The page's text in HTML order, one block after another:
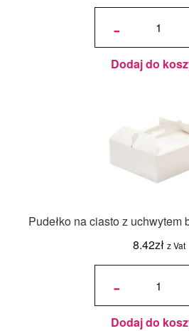
-
ilość
Regulowany
pieczenia tortów i
16-32 cm -
Ranty - wysokość
Dodaj do
Pudełko na ciasto z uchwytem
8.42zł z Vat
-
ilość
z
uchwytem
białe
31x16x12
h cm
Dodaj do